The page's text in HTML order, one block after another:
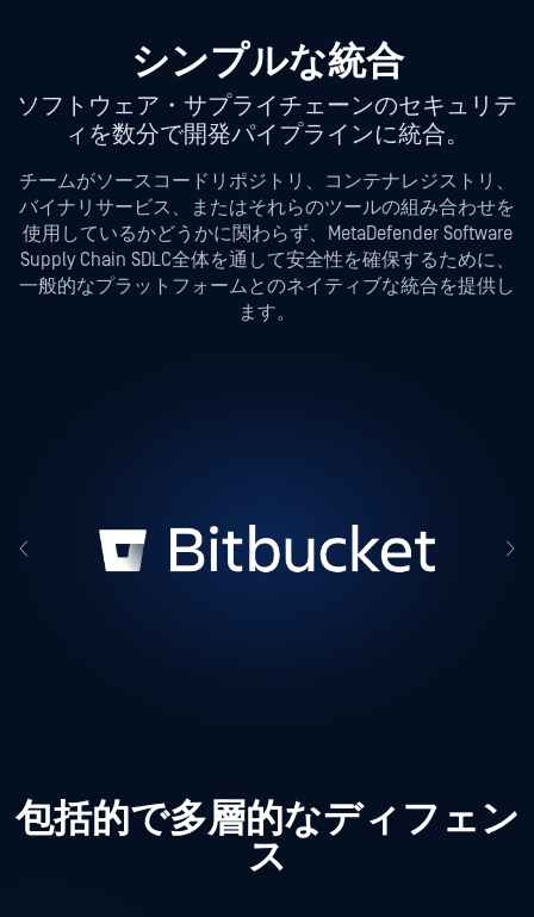
シンプルな統合
ソフトウェア・サプライチェーンのセキュリテ
ィを数分で開発パイプラインに統合。
チームがソースコードリポジトリ、コンテナレジストリ、
バイナリサービス、またはそれらのツールの組み合わせを
使用しているかどうかに関わらず、MetaDefender Software
Supply Chain SDLC全体を通して安全性を確保するために、
一般的なプラットフォームとのネイティブな統合を提供し
ます。
包括的で多層的なディフェン
ス